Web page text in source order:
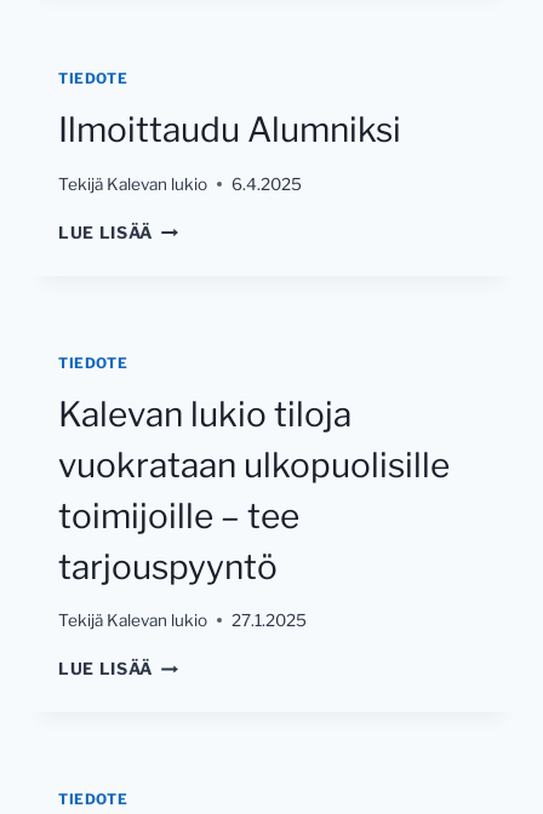
TIEDOTE
Ilmoittaudu Alumniksi
Tekijä Kalevan lukio 6.4.2025
LUE LISÄÄ ILMOITTAUDU
TIEDOTE
Kalevan lukio tiloja
vuokrataan ulkopuolisille
toimijoille – tee
tarjouspyyntö
Tekijä Kalevan lukio 27.1.2025
LUE LISÄÄ KALEVAN
TIEDOTE